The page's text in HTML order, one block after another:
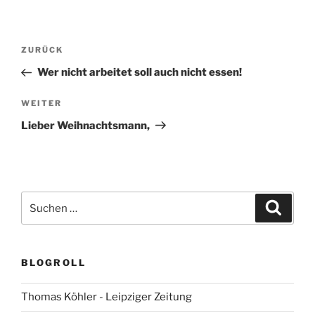
Beitragsnavigation
Vorheriger
Beitrag
ZURÜCK
Wer nicht arbeitet soll auch nicht essen!
Nächster
Beitrag
WEITER
Lieber Weihnachtsmann,
nach:
BLOGROLL
Thomas Köhler - Leipziger Zeitung